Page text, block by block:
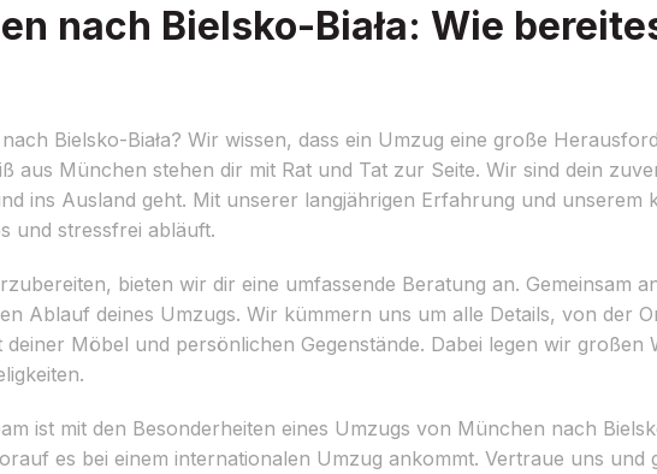
nach Bielsko-Biała: Wie
Bielsko-Biała? Wir wissen, dass ein Umzug eine große
aus München stehen dir mit Rat und Tat zur Seite. Wir sind dein
ins Ausland geht. Mit unserer langjährigen Erfahrung und unserem
und stressfrei abläuft.
bieten wir dir eine umfassende Beratung an. Gemeinsam
Ablauf deines Umzugs. Wir kümmern uns um alle Details, von der
Möbel und persönlichen Gegenstände. Dabei legen wir großen
ist mit den Besonderheiten eines Umzugs von München nach
es bei einem internationalen Umzug ankommt. Vertraue uns und